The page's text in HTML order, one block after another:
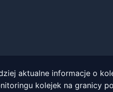
aktualne informacje o
kolejek na granicy